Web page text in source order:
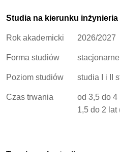
Studia na kierunku
Rok akademicki 2026/2027
Forma studiów
Poziom studiów studia I i II
Czas trwania
od 3,5 do 4
1,5 do 2 lat